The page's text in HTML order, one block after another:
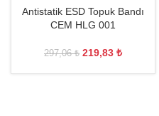
Antistatik ESD Topuk Bandı
CEM HLG 001
297,06₺ 219,83 ₺